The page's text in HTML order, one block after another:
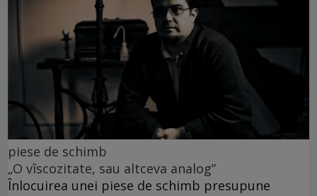
piese de schimb
„O vîscozitate, sau altceva analog”
Înlocuirea unei piese de schimb presupune